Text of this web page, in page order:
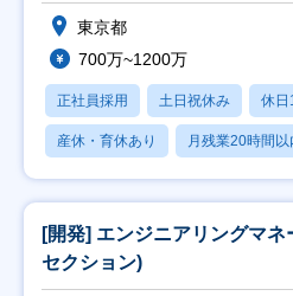
東京都
700万~1200万
正社員採用 土日祝休み 休日
産休・育休あり 月残業20時間以
[開発] エンジニアリングマ
セクション)